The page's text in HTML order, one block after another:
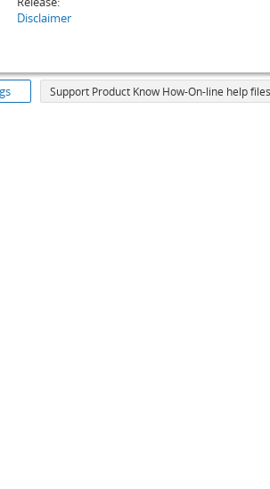
Disclaimer
Support Product Know How-On-line help